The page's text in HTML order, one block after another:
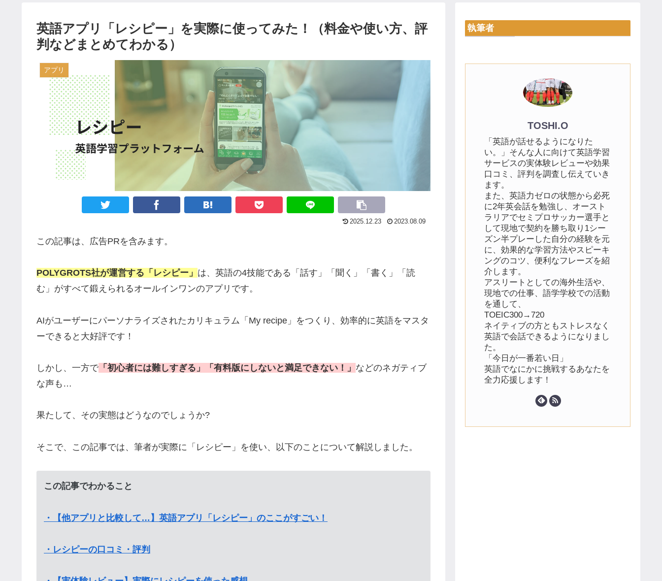
英語アプリ「レシピー」を実際に使ってみた！（料金や使い方、評
判などまとめてわかる）
アプリ
2025.12.23 2023.08.09
この記事は、広告PRを含みます。
POLYGROTS社が運営する「レシピー」 は、英語の4技能である「話す」「聞く」「書く」「読
む」がすべて鍛えられるオールインワンのアプリです。
AIがユーザーにパーソナライズされたカリキュラム「My recipe」をつくり、効率的に英語をマスタ
ーできると大好評です！
しかし、一方で 「初心者には難しすぎる」「有料版にしないと満足できない！」 などのネガティブ
な声も…
果たして、その実態はどうなのでしょうか?
そこで、この記事では、筆者が実際に「レシピー」を使い、以下のことについて解説しました。
この記事でわかること
・【他アプリと比較して…】英語アプリ「レシピー」のここがすごい！
・レシピーの口コミ・評判
執筆者
TOSHI.O
「英語が話せるようになりた
い。」そんな人に向けて英語学習
サービスの実体験レビューや効果
口コミ、評判を調査し伝えていき
ます。
また、英語力ゼロの状態から必死
に2年英会話を勉強し、オースト
ラリアでセミプロサッカー選手と
して現地で契約を勝ち取り1シー
ズン半プレーした自分の経験を元
に、効果的な学習方法やスピーキ
ングのコツ、便利なフレーズを紹
介します。
アスリートとしての海外生活や、
現地での仕事、語学学校での活動
を通して、
TOEIC300→720
ネイティブの方ともストレスなく
英語で会話できるようになりまし
た。
「今日が一番若い日」
英語でなにかに挑戦するあなたを
全力応援します！